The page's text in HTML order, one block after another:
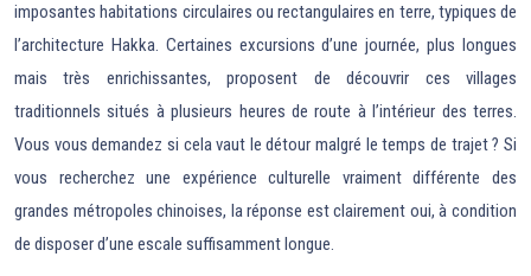
imposantes habitations circulaires ou rectangulaires en terre, typiques de
l’architecture Hakka. Certaines excursions d’une journée, plus longues
mais très enrichissantes, proposent de découvrir ces villages
traditionnels situés à plusieurs heures de route à l’intérieur des terres.
Vous vous demandez si cela vaut le détour malgré le temps de trajet ? Si
vous recherchez une expérience culturelle vraiment différente des
grandes métropoles chinoises, la réponse est clairement oui, à condition
de disposer d’une escale suffisamment longue.